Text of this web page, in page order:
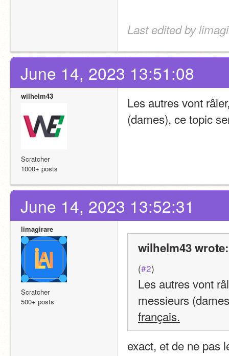
Last edited by
June 14, 2023 13:51:08
wilhelm43
Scratcher
1000+ posts
Les autres vont
(dames), ce topic
June 14, 2023 13:52:31
limagirare
Scratcher
500+ posts
wilhelm43 wrote:
(#2)
Les autres vont
messieurs
français.
exact, et de ne pas